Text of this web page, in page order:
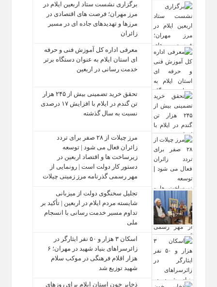
برگزاری نشست ستاد اربعین ایلام در
مرز مهران؛ فرصت‌ های اقتصادی در
مرزها و تهدیدهای جاده‌ ای در مسیر
زائران
معرفی اداره کل آموزش فنی و حرفه‌
ای استان ایلام به‌ عنوان دستگاه برتر
خدمت‌ رسانی در اربعین
تحقق خرید تضمینی بیش از ۲۴۵ هزار
تن گندم در ایلام با افزایش ۱۷ درصدی
نسبت به سال گذشته
مرز چیلات از ۲۸ صفر برای تردد
زائران فعال می‌ شود | توسعه
زیرساخت‌ ها و اقتصاد اربعین در
دستور کار دولت است | رونمایی از
مهر رسمی گذرنامه مرز زمینی چیلات
تجلیل سخنگوی دولت از میزبانی
شایسته مردم ایلام در اربعین | تأکید بر
تداوم مسیر خدمت‌ رسانی با انسجام
ملی
اسکان ۳ هزار و ۵۰ نفر ایثارگر در
زائرسراهای بنیاد شهید در مهران؛ ۶
هزار اقلام فرهنگی در موکب سلام
شهید توزیع شد
ذخایر خون استان ایلام برای روزهای